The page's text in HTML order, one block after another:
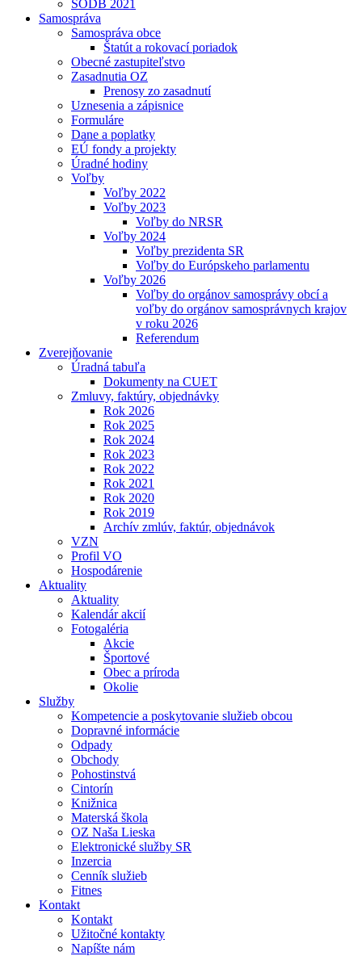
SODB 2021
Samospráva
Samospráva obce
Štatút a rokovací poriadok
Obecné zastupiteľstvo
Zasadnutia OZ
Prenosy zo zasadnutí
Uznesenia a zápisnice
Formuláre
Dane a poplatky
EÚ fondy a projekty
Úradné hodiny
Voľby
Voľby 2022
Voľby 2023
Voľby do NRSR
Voľby 2024
Voľby prezidenta SR
Voľby do Európskeho parlamentu
Voľby 2026
Voľby do orgánov samosprávy obcí a
voľby do orgánov samosprávnych krajov
v roku 2026
Referendum
Zverejňovanie
Úradná tabuľa
Dokumenty na CUET
Zmluvy, faktúry, objednávky
Rok 2026
Rok 2025
Rok 2024
Rok 2023
Rok 2022
Rok 2021
Rok 2020
Rok 2019
Archív zmlúv, faktúr, objednávok
VZN
Profil VO
Hospodárenie
Aktuality
Aktuality
Kalendár akcií
Fotogaléria
Akcie
Športové
Obec a príroda
Okolie
Služby
Kompetencie a poskytovanie služieb obcou
Dopravné informácie
Odpady
Obchody
Pohostinstvá
Cintorín
Knižnica
Materská škola
OZ Naša Lieska
Elektronické služby SR
Inzercia
Cenník služieb
Fitnes
Kontakt
Kontakt
Užitočné kontakty
Napíšte nám